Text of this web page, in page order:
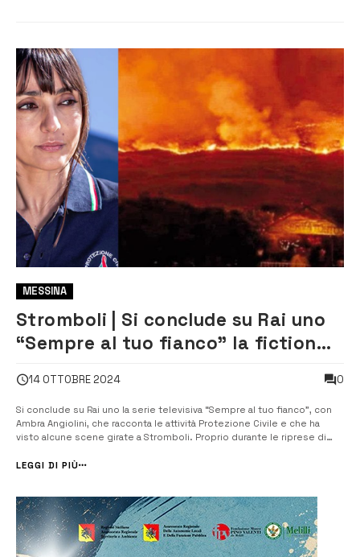
MESSINA
Stromboli | Si conclude su Rai uno
“Sempre al tuo fianco” la fiction
14 OTTOBRE 2024 0
Si conclude su Rai uno la serie televisiva “Sempre al tuo fianco”, con
Ambra Angiolini, che racconta le attività Protezione Civile e che ha
visto alcune scene girate a Stromboli. Proprio durante le riprese di
intorno a una villetta. L’incendio invece fu reale e deva...
LEGGI DI PIÙ